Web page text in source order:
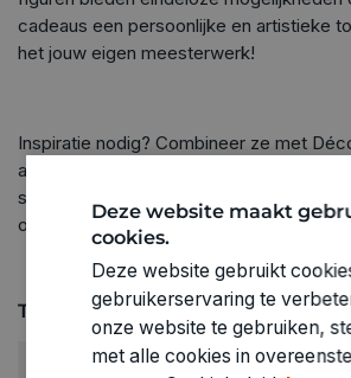
cadeaus een persoonlijke en artistieke
het jouw eigen meesterwerk!
Inspiratie nodig? Combineer ze met
acrylverf of andere materialen en geef je
stijl. Perfect voor thuisdecoratie,
origineel geschenk.
Technische specificaties
RUBRIEK:
Deze website maakt
cookies.
Deze website gebruikt
gebruikerservaring te
onze website te gebruiken,
met alle cookies in